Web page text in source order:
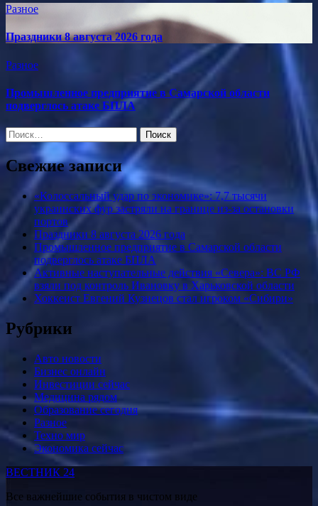
Разное
Праздники 8 августа 2026 года
Разное
Промышленное предприятие в Самарской области
подверглось атаке БПЛА
Найти:
Свежие записи
«Колоссальный удар по экономике»: 7,7 тысячи
украинских фур застряли на границе из-за остановки
портов
Праздники 8 августа 2026 года
Промышленное предприятие в Самарской области
подверглось атаке БПЛА
Активные наступательные действия «Севера»: ВС РФ
взяли под контроль Ивановку в Харьковской области
Хоккеист Евгений Кузнецов стал игроком «Сибири»
Рубрики
Авто новости
Бизнес онлайн
Инвестиции сейчас
Медицина рядом
Образование сегодня
Разное
Техно мир
Экономика сейчас
ВЕСТНИК 24
Все важнейшие события в чистом виде